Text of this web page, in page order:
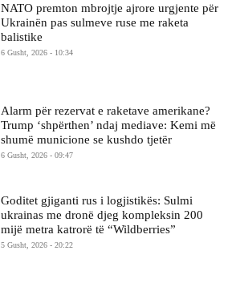
NATO premton mbrojtje ajrore urgjente për
Ukrainën pas sulmeve ruse me raketa
balistike
6 Gusht, 2026 - 10:34
Alarm për rezervat e raketave amerikane?
Trump ‘shpërthen’ ndaj mediave: Kemi më
shumë municione se kushdo tjetër
6 Gusht, 2026 - 09:47
Goditet gjiganti rus i logjistikës: Sulmi
ukrainas me dronë djeg kompleksin 200
mijë metra katrorë të “Wildberries”
5 Gusht, 2026 - 20:22